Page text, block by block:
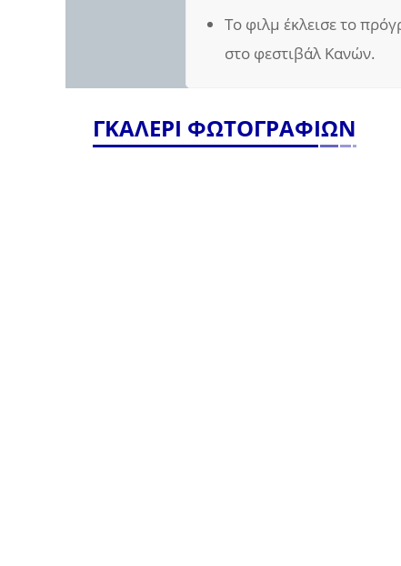
Το φιλμ έκλεισε το
στο φεστιβάλ Κανών.
ΓΚΑΛΕΡΙ ΦΩΤΟΓΡΑΦΙΩΝ